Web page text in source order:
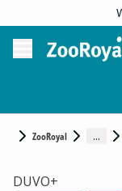
ZooRoyal ...
DUVO+